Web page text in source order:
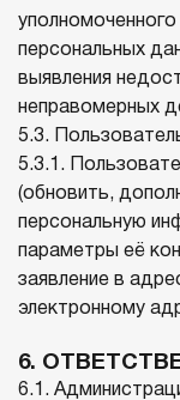
персональных
выявления
неправомерных
5.3.
5.3.1.
(обновить,
персональную
параметры её
заявление в
электронному
6.
6.1.